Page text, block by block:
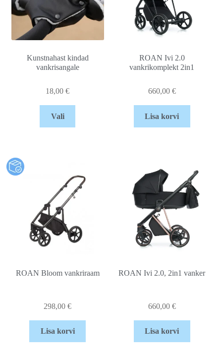
Kunstnahast kindad
vankrisangale
18,00€
Vali
ROAN Ivi 2.0
vankrikomplekt 2in1
660,00 €
Lisa korvi
ROAN Bloom vankriraam
298,00€
Lisa korvi
ROAN Ivi 2.0, 2in1 vanker
660,00 €
Lisa korvi